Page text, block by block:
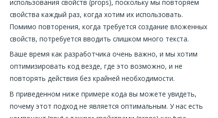
использования свойств (props), поскольку мы повторяем
свойства каждый раз, когда хотим их использовать.
Помимо повторения, когда требуется создание вложенных
свойств, потребуется вводить слишком много текста.
Ваше время как разработчика очень важно, и мы хотим
оптимизировать код везде, где это возможно, и не
повторять действия без крайней необходимости.
В приведенном ниже примере кода вы можете увидеть,
почему этот подход не является оптимальным. У нас есть